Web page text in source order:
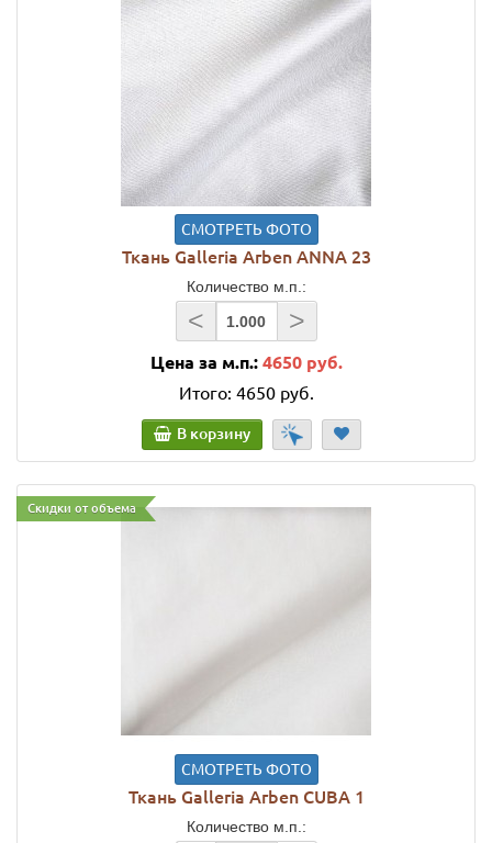
СМОТРЕТЬ ФОТО
Ткань Galleria Arben ANNA 23
Количество м.п.:
< >
Цена за м.п.: 4650 руб.
Итого: 4650 руб.
В корзину
Скидки от объема
СМОТРЕТЬ ФОТО
Ткань Galleria Arben CUBA 1
Количество м.п.: